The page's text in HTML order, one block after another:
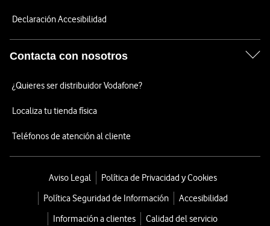
Declaración Accesibilidad
Contacta con nosotros
¿Quieres ser distribuidor Vodafone?
Localiza tu tienda física
Teléfonos de atención al cliente
Aviso Legal
Política de Privacidad y Cookies
Política Seguridad de Información
Accesibilidad
Información a clientes
Calidad del servicio